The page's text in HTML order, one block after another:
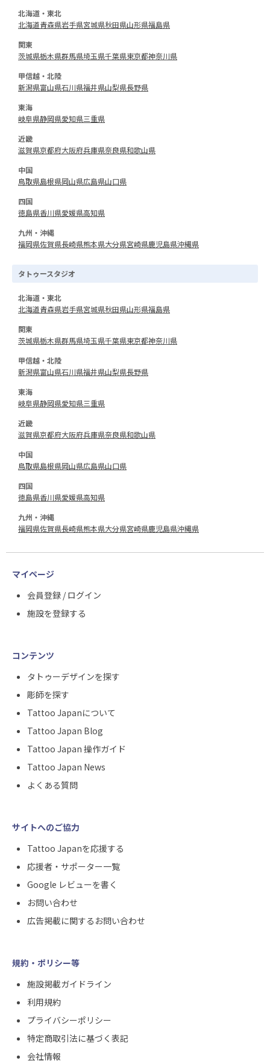
北海道・東北
北海道青森県岩手県宮城県秋田県山形県福島県
関東
茨城県栃木県群馬県埼玉県千葉県東京都神奈川県
甲信越・北陸
新潟県富山県石川県福井県山梨県長野県
東海
岐阜県静岡県愛知県三重県
近畿
滋賀県京都府大阪府兵庫県奈良県和歌山県
中国
鳥取県島根県岡山県広島県山口県
四国
徳島県香川県愛媛県高知県
九州・沖縄
福岡県佐賀県長崎県熊本県大分県宮崎県鹿児島県沖縄県
タトゥースタジオ
北海道・東北
北海道青森県岩手県宮城県秋田県山形県福島県
関東
茨城県栃木県群馬県埼玉県千葉県東京都神奈川県
甲信越・北陸
新潟県富山県石川県福井県山梨県長野県
東海
岐阜県静岡県愛知県三重県
近畿
滋賀県京都府大阪府兵庫県奈良県和歌山県
中国
鳥取県島根県岡山県広島県山口県
四国
徳島県香川県愛媛県高知県
九州・沖縄
福岡県佐賀県長崎県熊本県大分県宮崎県鹿児島県沖縄県
マイページ
会員登録 / ログイン
施設を登録する
コンテンツ
タトゥーデザインを探す
彫師を探す
Tattoo Japanについて
Tattoo Japan Blog
Tattoo Japan 操作ガイド
Tattoo Japan News
よくある質問
サイトへのご協力
Tattoo Japanを応援する
応援者・サポーター一覧
Google レビューを書く
お問い合わせ
広告掲載に関するお問い合わせ
規約・ポリシー等
施設掲載ガイドライン
利用規約
プライバシーポリシー
特定商取引法に基づく表記
会社情報